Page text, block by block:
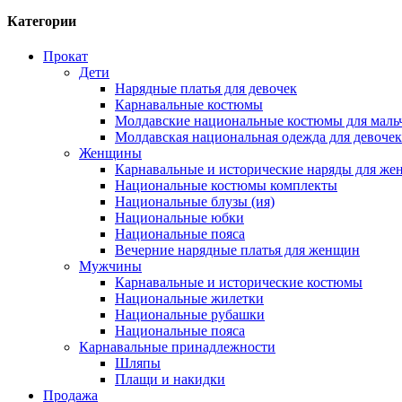
Категории
Прокат
Дети
Нарядные платья для девочек
Карнавальные костюмы
Молдавские национальные костюмы для
Молдавская национальная одежда для девочек
Женщины
Карнавальные и исторические наряды для
Национальные костюмы комплекты
Национальные блузы (ия)
Национальные юбки
Национальные пояса
Вечерние нарядные платья для женщин
Мужчины
Карнавальные и исторические костюмы
Национальные жилетки
Национальные рубашки
Национальные пояса
Карнавальные принадлежности
Шляпы
Плащи и накидки
Продажа